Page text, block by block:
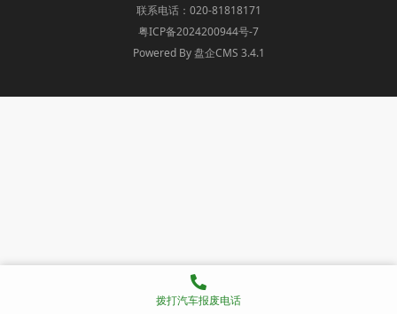
联系电话：020-81818171
粤ICP备2024200944号-7
Powered By 盘企CMS 3.4.1
盘企CMS
拨打汽车报废电话